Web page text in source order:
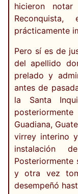
hicieron
prácticamente
Pero sí es de
del apellido
prelado y
antes de
la Santa
Guadiana,
virrey interino
instalación
y otra vez
desempeñó